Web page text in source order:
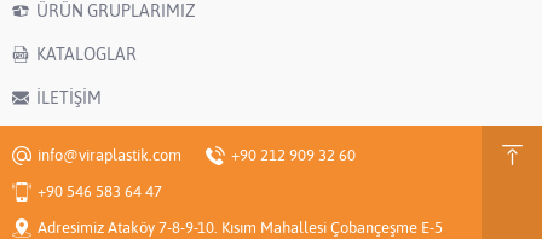
ÜRÜN GRUPLARIMIZ
KATALOGLAR
İLETİŞİM
info@viraplastik.com
+90 212 909 32 60
+90 546 583 64 47
Adresimiz Ataköy 7-8-9-10. Kısım Mahallesi Çobançeşme E-5